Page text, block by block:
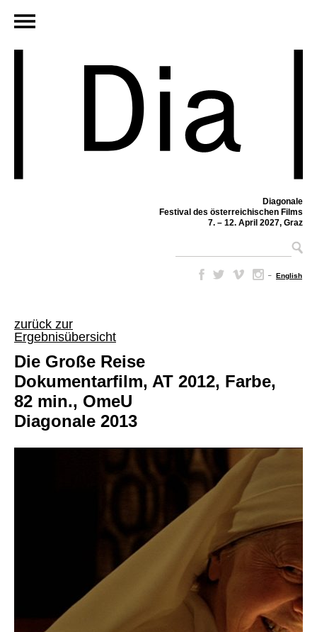
Diagonale
Festival des österreichischen Films
7. – 12. April 2027, Graz
– English
zurück zur
Ergebnisübersicht
Die Große Reise
Dokumentarfilm, AT 2012, Farbe,
82 min., OmeU
Diagonale 2013